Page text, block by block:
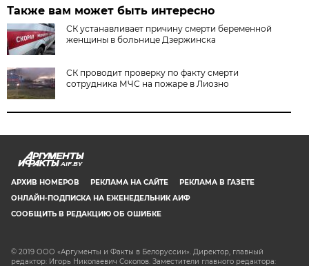
Также вам может быть интересно
СК устанавливает причину смерти беременной
женщины в больнице Дзержинска
СК проводит проверку по факту смерти
сотрудника МЧС на пожаре в Лиозно
AIF.BY
АРХИВ НОМЕРОВ РЕКЛАМА НА САЙТЕ
РЕКЛАМА В ГАЗЕТЕ
ОНЛАЙН-ПОДПИСКА НА ЕЖЕНЕДЕЛЬНИК АИФ
СООБЩИТЬ В РЕДАКЦИЮ ОБ ОШИБКЕ
© 2019 ООО «Аргументы и Факты в Белоруссии». Директор, главный
редактор: Игорь Николаевич Соколов. Заместители главного редактора: